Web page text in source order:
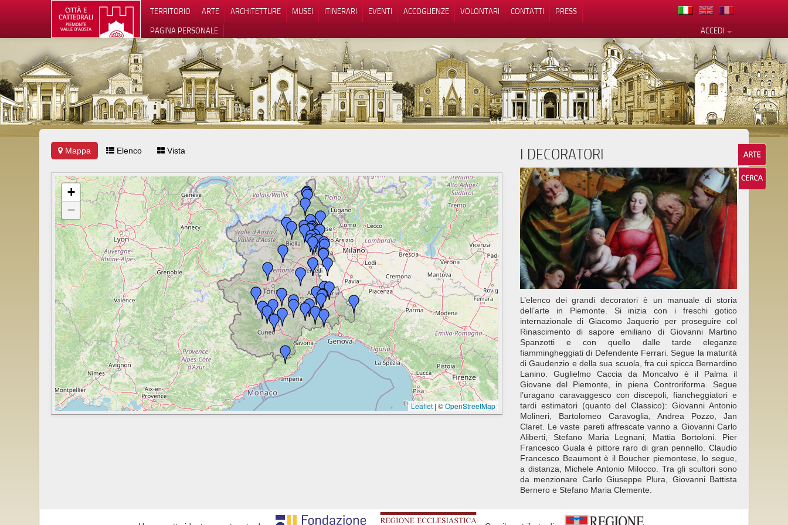
TERRITORIO ARTE ARCHITETTURE MUSEI ITINERARI EVENTI ACCOGLIENZE VOLONTARI CONTATTI
PRESS
ACCEDI
PAGINA PERSONALE
Mappa Elenco Vista
+
−
Leaflet | ©OpenStreetMap
I DECORATORI
L’elenco dei grandi decoratori è un manuale di storia
dell’arte in Piemonte. Si inizia con i freschi gotico
internazionale di Giacomo Jaquerio per proseguire col
Rinascimento di sapore emiliano di Giovanni Martino
Spanzotti e con quello dalle tarde eleganze
fiammingheggiati di Defendente Ferrari. Segue la maturità
di Gaudenzio e della sua scuola, fra cui spicca Bernardino
Lanino. Guglielmo Caccia da Moncalvo è il Palma il
Giovane del Piemonte, in piena Controriforma. Segue
l’uragano caravaggesco con discepoli, fiancheggiatori e
tardi estimatori (quanto del Classico): Giovanni Antonio
Molineri, Bartolomeo Caravoglia, Andrea Pozzo, Jan
Claret. Le vaste pareti affrescate vanno a Giovanni Carlo
Aliberti, Stefano Maria Legnani, Mattia Bortoloni. Pier
Francesco Guala è pittore raro di gran pennello. Claudio
Francesco Beaumont è il Boucher piemontese, lo segue,
a distanza, Michele Antonio Milocco. Tra gli scultori sono
da menzionare Carlo Giuseppe Plura, Giovanni Battista
Bernero e Stefano Maria Clemente.
Le tue preferenze relative alla privacy